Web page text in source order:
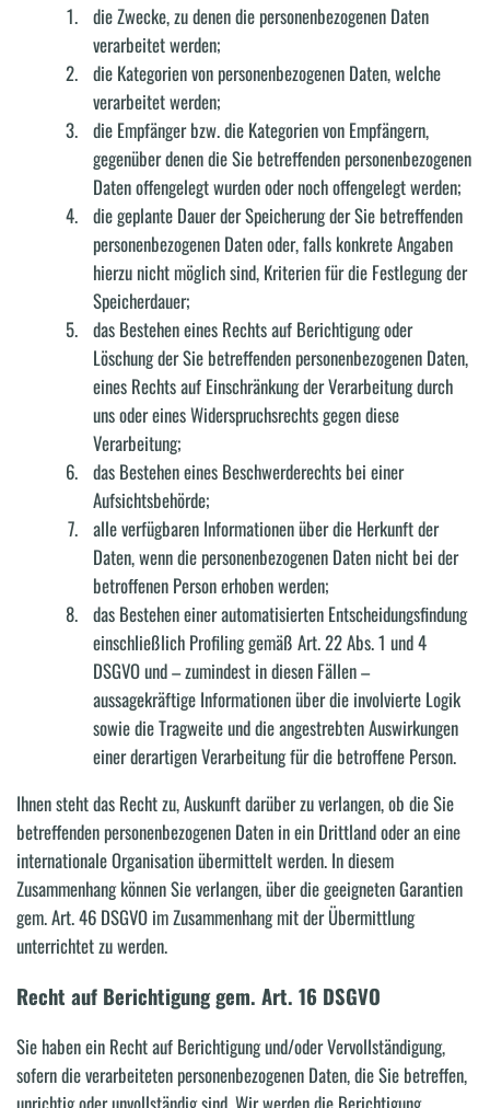
die Zwecke, zu denen die personenbezogenen Daten
verarbeitet werden;
die Kategorien von personenbezogenen Daten, welche
verarbeitet werden;
die Empfänger bzw. die Kategorien von Empfängern,
gegenüber denen die Sie betreffenden personenbezogenen
Daten offengelegt wurden oder noch offengelegt werden;
die geplante Dauer der Speicherung der Sie betreffenden
personenbezogenen Daten oder, falls konkrete Angaben
hierzu nicht möglich sind, Kriterien für die Festlegung der
Speicherdauer;
das Bestehen eines Rechts auf Berichtigung oder
Löschung der Sie betreffenden personenbezogenen Daten,
eines Rechts auf Einschränkung der Verarbeitung durch
uns oder eines Widerspruchsrechts gegen diese
Verarbeitung;
das Bestehen eines Beschwerderechts bei einer
Aufsichtsbehörde;
alle verfügbaren Informationen über die Herkunft der
Daten, wenn die personenbezogenen Daten nicht bei der
betroffenen Person erhoben werden;
das Bestehen einer automatisierten Entscheidungsfindung
einschließlich Profiling gemäß Art. 22 Abs. 1 und 4
DSGVO und – zumindest in diesen Fällen –
aussagekräftige Informationen über die involvierte Logik
sowie die Tragweite und die angestrebten Auswirkungen
einer derartigen Verarbeitung für die betroffene Person.
Ihnen steht das Recht zu, Auskunft darüber zu verlangen, ob die Sie
betreffenden personenbezogenen Daten in ein Drittland oder an eine
internationale Organisation übermittelt werden. In diesem
Zusammenhang können Sie verlangen, über die geeigneten Garantien
gem. Art. 46 DSGVO im Zusammenhang mit der Übermittlung
unterrichtet zu werden.
Recht auf Berichtigung gem. Art. 16 DSGVO
Sie haben ein Recht auf Berichtigung und/oder Vervollständigung,
sofern die verarbeiteten personenbezogenen Daten, die Sie betreffen,